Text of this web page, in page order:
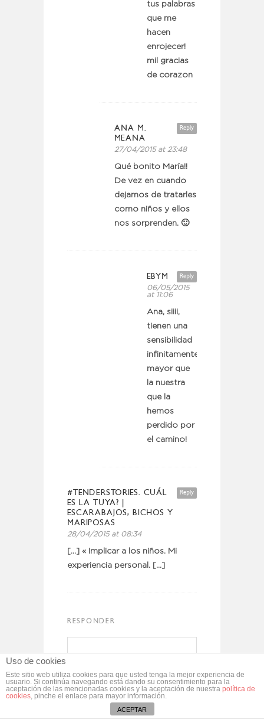
tus palabras
que me
hacen
enrojecer!
mil gracias
de corazon
Reply
ANA M.
MEANA
27/04/2015 at 23:48
Qué bonito María!!
De vez en cuando
dejamos de tratarles
como niños y ellos
nos sorprenden. 🙂
Reply
EBYM
06/05/2015
at 11:06
Ana, siiii,
tienen una
sensibilidad
infinitamente
mayor que
la nuestra
que la
hemos
perdido por
el camino!
Reply
#TENDERSTORIES. CUÁL
ES LA TUYA? |
ESCARABAJOS, BICHOS Y
MARIPOSAS
28/04/2015 at 08:34
[…] « Implicar a los niños. Mi
experiencia personal. […]
RESPONDER
Uso de cookies
Este sitio web utiliza cookies para que usted tenga la mejor experiencia de
usuario. Si continúa navegando está dando su consentimiento para la
aceptación de las mencionadas cookies y la aceptación de nuestra política de
cookies, pinche el enlace para mayor información.
ACEPTAR